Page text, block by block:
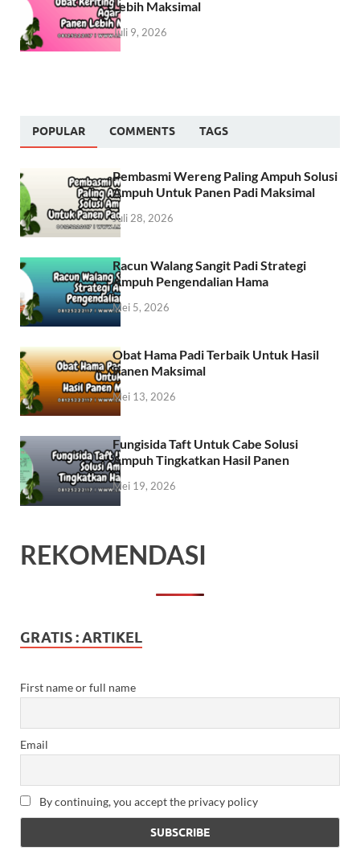
Lebih Maksimal
Juli 9, 2026
POPULAR COMMENTS TAGS
Pembasmi Wereng Paling Ampuh Solusi
Ampuh Untuk Panen Padi Maksimal
Juli 28, 2026
Racun Walang Sangit Padi Strategi
Ampuh Pengendalian Hama
Mei 5, 2026
Obat Hama Padi Terbaik Untuk Hasil
Panen Maksimal
Mei 13, 2026
Fungisida Taft Untuk Cabe Solusi
Ampuh Tingkatkan Hasil Panen
Mei 19, 2026
REKOMENDASI
GRATIS : ARTIKEL
First name or full name
Email
By continuing, you accept the privacy policy